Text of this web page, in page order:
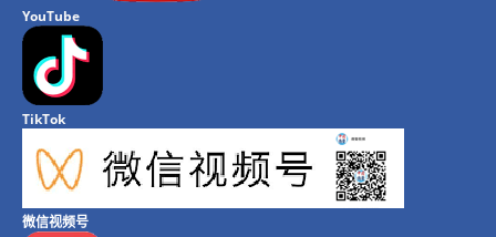
YouTube
TikTok
微信视频号